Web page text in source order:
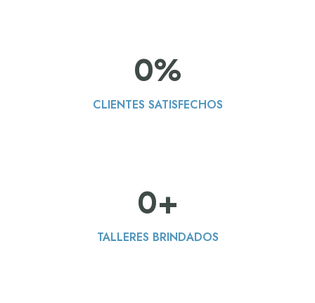
0%
CLIENTES SATISFECHOS
0+
TALLERES BRINDADOS